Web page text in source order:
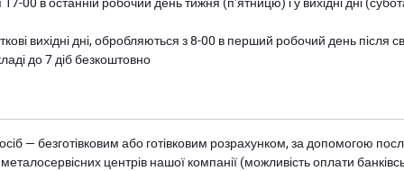
вихідні дні, обробляються з 8-00 в перший робочий день після
до 7 діб безкоштовно
— безготівковим або готівковим розрахунком, за допомогою
центрів нашої компанії (можливість оплати